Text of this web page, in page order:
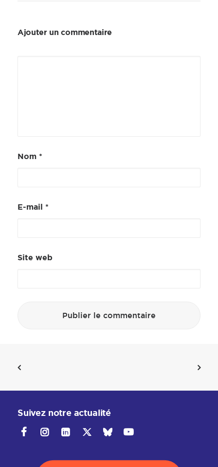
Ajouter un commentaire
Nom *
E-mail *
Site web
Suivez notre actualité